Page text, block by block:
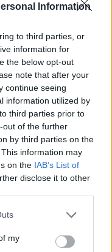
Information
to third parties, or
information for
the below opt-out
note that after your
continue seeing
information utilized by
third parties prior to
out of the further
by third parties on the
information may
on the IAB’s List of
disclose it to other
one or more Google
You may click to
my